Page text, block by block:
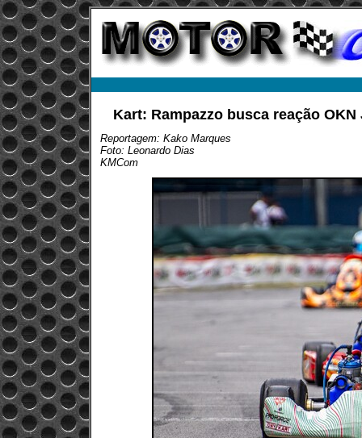
Kart: Rampazzo busca reação
Reportagem: Kako Marques
Foto: Leonardo Dias
KMCom